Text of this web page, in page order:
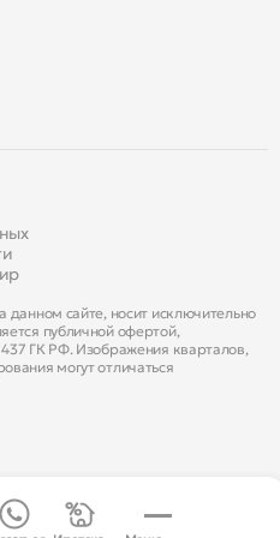
сайте, носит исключительно
публичной офертой,
ГК РФ. Изображения кварталов,
могут отличаться